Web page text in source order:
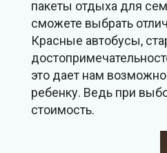
пакеты отдыха для
сможете выбрать
Красные автобусы,
это дает нам
ребенку. Ведь при
стоимость.